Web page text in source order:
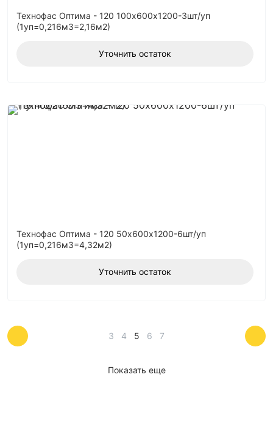
Технофас Оптима - 120 100х600х1200-3шт/уп
(1уп=0,216м3=2,16м2)
Уточнить остаток
Технофас Оптима - 120 50х600х1200-6шт/уп
(1уп=0,216м3=4,32м2)
Уточнить остаток
3 4 5 6 7
Показать еще